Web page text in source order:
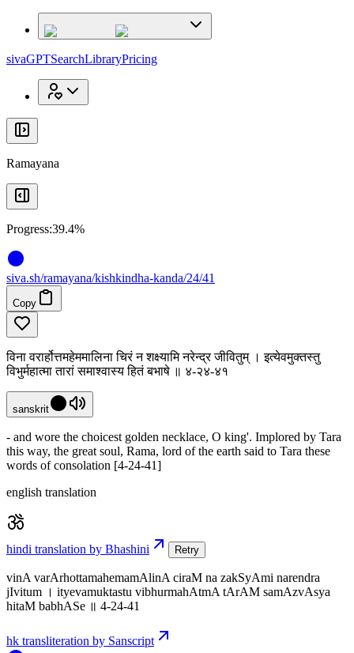
sivaGPTSearchLibraryPricing
Ramayana
Progress:39.4%
siva.sh/ramayana/kishkindha-kanda/24/41
Copy
विना वरार्होत्तमहेममालिना चिरं न शक्ष्यामि नरेन्द्र जीवितुम् । इत्येवमुक्तस्तु
विभुर्महात्मा तारां समाश्वास्य हितं बभाषे ॥ ४-२४-४१
sanskrit
- and wore the choicest golden necklace, O king'. Implored by Tara
this way, the great soul, Rama, lord of the earth said to Tara these
words of consolation [4-24-41]
english translation
hindi translation by Bhashini Retry
vinA varArhottamahemamAlinA ciraM na zakSyAmi narendra
jIvitum । ityevamuktastu vibhurmahAtmA tArAM samAzvAsya
hitaM babhASe ॥ 4-24-41
hk transliteration by Sanscript